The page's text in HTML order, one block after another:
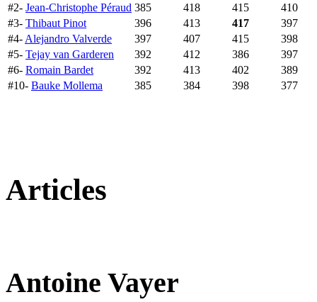
#2- Jean-Christophe Péraud 385 418 415
410
#3- Thibaut Pinot 396 413 417
397
#4- Alejandro Valverde 397 407 415
398
#5- Tejay van Garderen 392 412 386
397
#6- Romain Bardet 392 413 402
389
#10- Bauke Mollema 385 384 398 377
Articles
Antoine Vayer